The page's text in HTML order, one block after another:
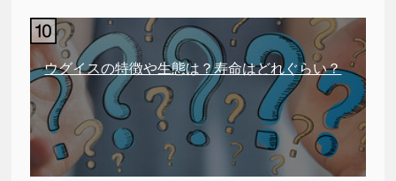
ウグイスの特徴や生態は？寿命はどれぐらい？